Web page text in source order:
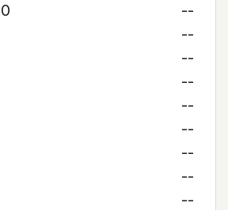
--
--
--
--
--
--
--
--
--